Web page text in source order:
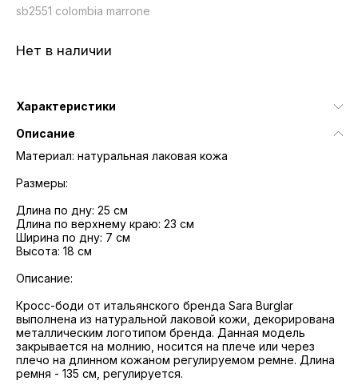
sb2551 colombia marrone
Нет в наличии
Характеристики
Описание
Материал: натуральная лаковая кожа
Размеры:
Длина по дну: 25 см
Длина по верхнему краю: 23 см
Ширина по дну: 7 см
Высота: 18 см
Описание:
Кросс-боди от итальянского бренда Sara Burglar
выполнена из натуральной лаковой кожи, декорирована
металлическим логотипом бренда. Данная модель
закрывается на молнию, носится на плече или через
плечо на длинном кожаном регулируемом ремне. Длина
ремня - 135 см, регулируется.